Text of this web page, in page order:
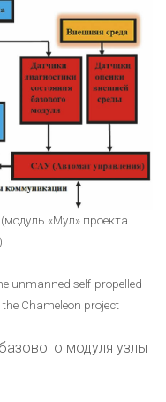
«Мул» проекта
unmanned self-propelled
the Chameleon project
модуля узлы